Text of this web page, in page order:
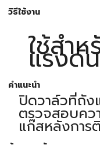
วิธีใช้งาน
ใช้สำ
แรงดั
คำแนะนำ
ปิดวาล์วที่ถัง
ตรวจสอบคว
แก๊สหลังการ